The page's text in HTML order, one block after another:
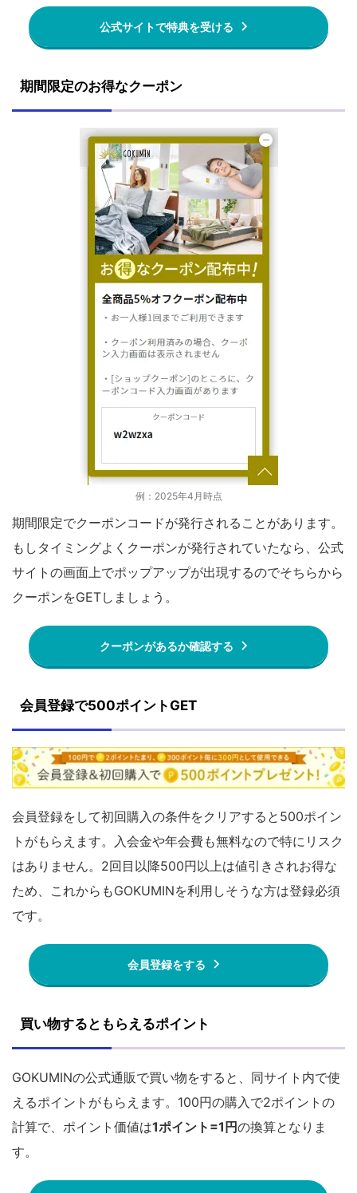
公式サイトで特典を受ける
期間限定のお得なクーポン
例：2025年4月時点
期間限定でクーポンコードが発行されることがあります。
もしタイミングよくクーポンが発行されていたなら、公式
サイトの画面上でポップアップが出現するのでそちらから
クーポンをGETしましょう。
クーポンがあるか確認する
会員登録で500ポイントGET
会員登録をして初回購入の条件をクリアすると500ポイン
トがもらえます。入会金や年会費も無料なので特にリスク
はありません。2回目以降500円以上は値引きされお得な
ため、これからもGOKUMINを利用しそうな方は登録必須
です。
会員登録をする
買い物するともらえるポイント
GOKUMINの公式通販で買い物をすると、同サイト内で使
えるポイントがもらえます。100円の購入で2ポイントの
計算で、ポイント価値は1ポイント=1円の換算となりま
す。